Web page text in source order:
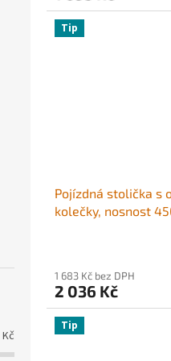
Kč
Tip
Pojízdná stolička s
kolečky, nosnost
nastavitelná
tlusté PU kůže pro
masáže, tetování,
1 683 Kč bez DPH
2 036 Kč
Tip